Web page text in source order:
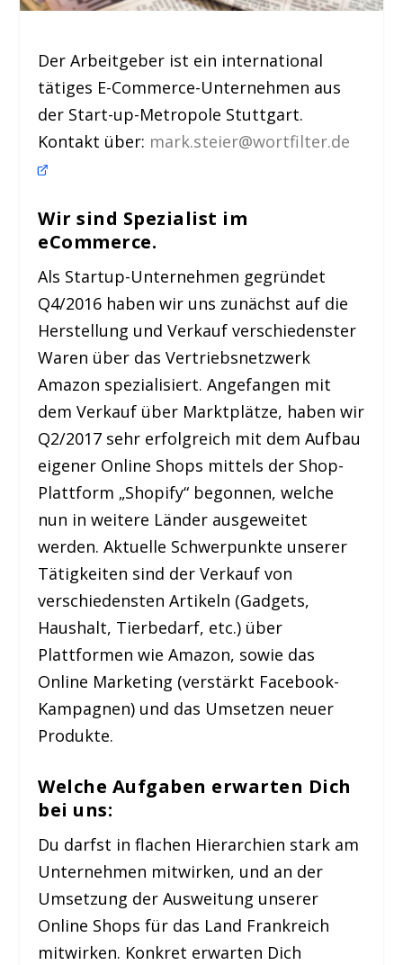
Der Arbeitgeber ist ein international
tätiges E-Commerce-Unternehmen aus
der Start-up-Metropole Stuttgart.
Kontakt über: mark.steier@wortfilter.de
Wir sind Spezialist im
eCommerce.
Als Startup-Unternehmen gegründet
Q4/2016 haben wir uns zunächst auf die
Herstellung und Verkauf verschiedenster
Waren über das Vertriebsnetzwerk
Amazon spezialisiert. Angefangen mit
dem Verkauf über Marktplätze, haben wir
Q2/2017 sehr erfolgreich mit dem Aufbau
eigener Online Shops mittels der Shop-
Plattform „Shopify“ begonnen, welche
nun in weitere Länder ausgeweitet
werden. Aktuelle Schwerpunkte unserer
Tätigkeiten sind der Verkauf von
verschiedensten Artikeln (Gadgets,
Haushalt, Tierbedarf, etc.) über
Plattformen wie Amazon, sowie das
Online Marketing (verstärkt Facebook-
Kampagnen) und das Umsetzen neuer
Produkte.
Welche Aufgaben erwarten Dich
bei uns:
Du darfst in flachen Hierarchien stark am
Unternehmen mitwirken, und an der
Umsetzung der Ausweitung unserer
Online Shops für das Land Frankreich
mitwirken. Konkret erwarten Dich